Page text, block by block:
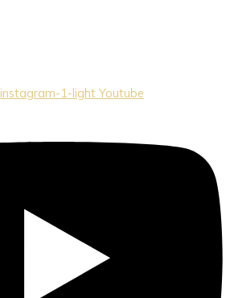
instagram-1-light Youtube